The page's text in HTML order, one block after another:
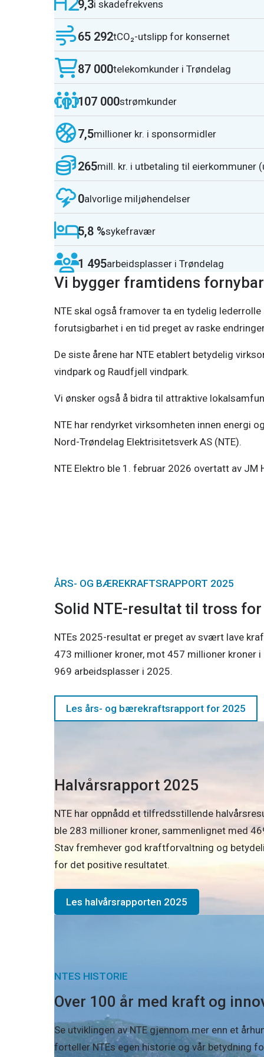
9,3i skadefrekvens
65 292tCO₂-utslipp for konsernet
87 000telekomkunder i Trøndelag
107 000strømkunder
7,5millioner kr. i sponsormidler
265mill. kr. i utbetaling til eierkommuner
0alvorlige miljøhendelser
5,8 %sykefravær
1 495arbeidsplasser i Trøndelag
Vi bygger framtidens
NTE skal også framover ta en tydelig
forutsigbarhet i en tid preget av raske
De siste årene har NTE etablert betydelig
vindpark og Raudfjell vindpark.
Vi ønsker også å bidra til attraktive
NTE har rendyrket virksomheten innen energi
Nord-Trøndelag Elektrisitetsverk AS (NTE).
NTE Elektro ble 1. februar 2026 overtatt av
ÅRS- OG BÆREKRAFTSRAPPORT 2025
Solid NTE-resultat til tross
NTEs 2025-resultat er preget av svært lave
473 millioner kroner, mot 457 millioner kroner
969 arbeidsplasser i 2025.
Les års- og bærekraftsrapport for 2025
Halvårsrapport 2025
NTE har oppnådd et tilfredsstillende
ble 283 millioner kroner, sammenlignet med
Stav fremhever god kraftforvaltning og
for det positive resultatet.
Les halvårsrapporten 2025
NTES HISTORIE
Over 100 år med kraft og
Se utviklingen av NTE gjennom mer enn et
forteller NTEs egen historie og vår betydning